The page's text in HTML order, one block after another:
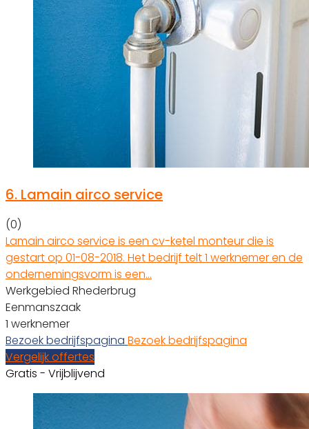
6. Lamain airco service
(0)
Lamain airco service is een cv-ketel monteur die is
gestart op 01-08-2018. Het bedrijf telt 1 werknemer en de
ondernemingsvorm is een…
Werkgebied Rhederbrug
Eenmanszaak
1 werknemer
Bezoek bedrijfspagina Bezoek bedrijfspagina
Vergelijk offertes
Gratis - Vrijblijvend